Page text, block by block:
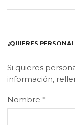
¿QUIERES
Si quieres
información,
Nombre *